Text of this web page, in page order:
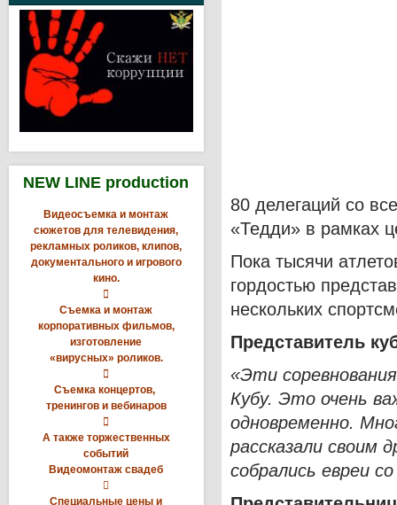
NEW LINE production
Видеосъемка и монтаж
сюжетов для телевидения,
рекламных роликов, клипов,
документального и игрового
кино.

Съемка и монтаж
корпоративных фильмов,
изготовление
«вирусных» роликов.

Съемка концертов,
тренингов и вебинаров

А также торжественных
событий
Видеомонтаж свадеб

Специальные цены и
80 делегаций со
«Тедди» в рамках
Пока тысячи
гордостью
нескольких
Представитель
«Эти
Кубу. Это очень
одновременно.
рассказали своим
собрались евреи